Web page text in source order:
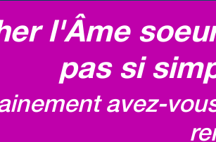
l'Âme
pas si
avez-